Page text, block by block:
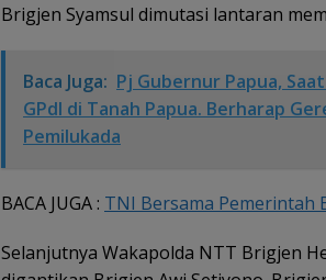
Brigjen Syamsul dimutasi lantaran
Baca Juga: Pj Gubernur Papua,
GPdI di Tanah Papua. Berharap
Pemilukada
BACA JUGA : TNI Bersama Pemerintah
Selanjutnya Wakapolda NTT Brigjen